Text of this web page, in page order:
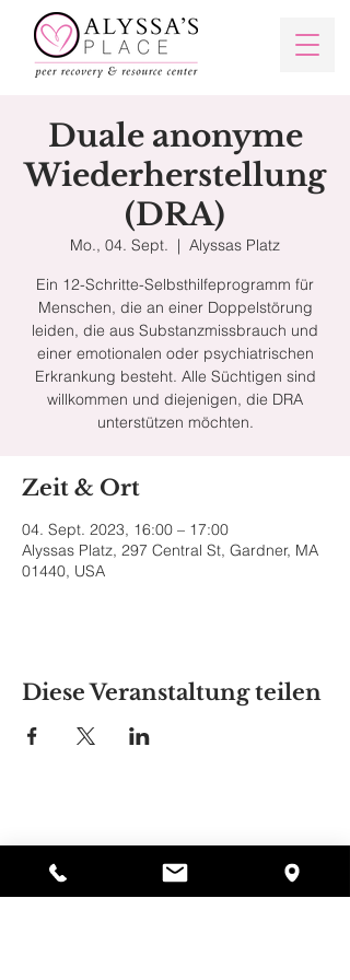
Duale anonyme
Wiederherstellung
(DRA)
Mo., 04. Sept.
  |
Alyssas Platz
Ein 12-Schritte-Selbsthilfeprogramm für
Menschen, die an einer Doppelstörung
leiden, die aus Substanzmissbrauch und
einer emotionalen oder psychiatrischen
Erkrankung besteht. Alle Süchtigen sind
willkommen und diejenigen, die DRA
unterstützen möchten.
Zeit & Ort
04. Sept. 2023, 16:00 – 17:00
Alyssas Platz, 297 Central St, Gardner, MA
01440, USA
Diese Veranstaltung teilen
297 Central St. Gardner, MA 01440
987-364-0920